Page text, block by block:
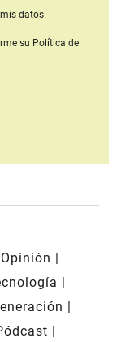
datos
su Política de
Opinión